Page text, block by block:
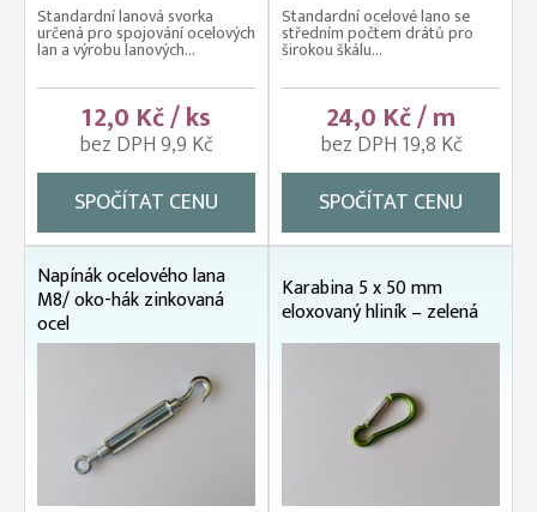
Standardní lanová svorka
určená pro spojování ocelových
lan a výrobu lanových...
12,0 Kč / ks
bez DPH 9,9 Kč
SPOČÍTAT CENU
Standardní ocelové lano se
středním počtem drátů pro
širokou škálu...
24,0 Kč / m
bez DPH 19,8 Kč
SPOČÍTAT CENU
Napínák ocelového lana
M8/ oko-hák zinkovaná
ocel
Karabina 5 x 50 mm
eloxovaný hliník – zelená